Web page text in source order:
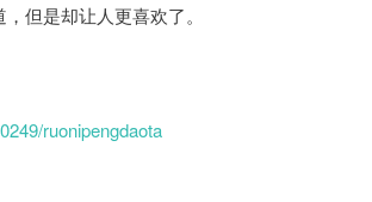
但是却让人更喜欢了。
ruonipengdaota